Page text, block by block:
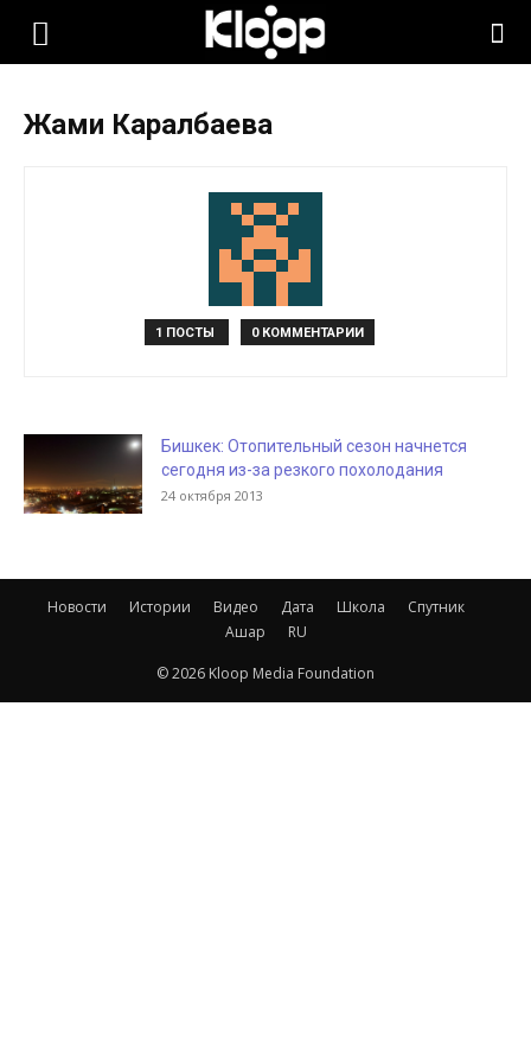
KLOOP.KG
Жами Каралбаева
1 ПОСТЫ 0 КОММЕНТАРИИ
Бишкек: Отопительный сезон начнется
сегодня из-за резкого похолодания
24 октября 2013
Новости Истории Видео Дата Школа
Спутник
Ашар
RU
© 2026 Kloop Media Foundation